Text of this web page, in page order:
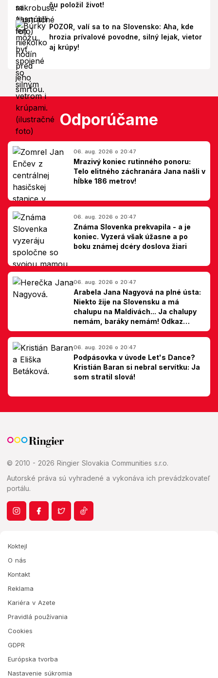
ňu položil život!
POZOR, valí sa to na Slovensko: Aha, kde
hrozia prívalové povodne, silný lejak, vietor
aj krúpy!
Odporúčame
06. aug. 2026 o 20:47
Mrazivý koniec rutinného ponoru:
Telo elitného záchranára Jana našli v
hĺbke 186 metrov!
06. aug. 2026 o 20:47
Známa Slovenka prekvapila - a je
koniec. Vyzerá však úžasne a po
boku známej dcéry doslova žiari
06. aug. 2026 o 20:47
Arabela Jana Nagyová na plné ústa:
Niekto žije na Slovensku a má
chalupu na Maldivách... Ja chalupy
nemám, baráky nemám! Odkaz
Slovákom
06. aug. 2026 o 20:47
Podpásovka v úvode Let's Dance?
Kristián Baran si nebral servítku: Ja
som stratil slová!
© 2010 - 2026 Ringier Slovakia Communities s.r.o.
Autorské práva sú vyhradené a vykonáva ich prevádzkovateľ
portálu.
Koktejl
O nás
Kontakt
Reklama
Kariéra v Azete
Pravidlá používania
Cookies
GDPR
Európska tvorba
Nastavenie súkromia